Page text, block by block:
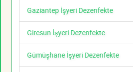
Gaziantep İşyeri Dezenfekte
Giresun İşyeri Dezenfekte
Gümüşhane İşyeri Dezenfekte